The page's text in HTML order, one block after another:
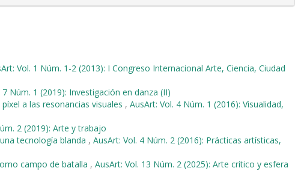
Vol. 1 Núm. 1-2 (2013): I Congreso Internacional Arte, Ciencia, Ciudad
7 Núm. 1 (2019): Investigación en danza (II)
píxel a las resonancias visuales , AusArt: Vol. 4 Núm. 1 (2016): Visualidad,
2 (2019): Arte y trabajo
tecnología blanda , AusArt: Vol. 4 Núm. 2 (2016): Prácticas artísticas,
campo de batalla , AusArt: Vol. 13 Núm. 2 (2025): Arte crítico y esfera